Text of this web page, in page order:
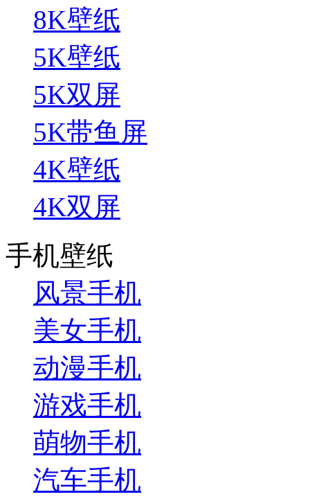
8K壁纸
5K壁纸
5K双屏
5K带鱼屏
4K壁纸
4K双屏
手机壁纸
风景手机
美女手机
动漫手机
游戏手机
萌物手机
汽车手机